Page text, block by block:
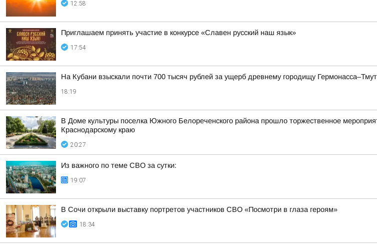
12:58
Приглашаем принять участие в конкурсе «Славен русский наш язык»
17:54
На Кубани взыскали почти 700 тысяч рублей за ущерб древнему городищу
18:19
В Доме культуры поселка Южного Белореченского района прошло торжественное
Краснодарскому краю
20:27
Из важного по теме СВО за сутки:
19:07
В Сочи открыли выставку портретов участников СВО «Посмотри в глаза героям»
18:34